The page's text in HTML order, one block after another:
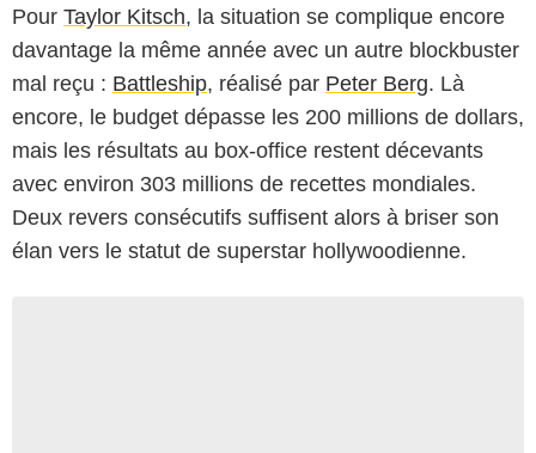
Pour Taylor Kitsch, la situation se complique encore
davantage la même année avec un autre blockbuster
mal reçu : Battleship, réalisé par Peter Berg. Là
encore, le budget dépasse les 200 millions de dollars,
mais les résultats au box-office restent décevants
avec environ 303 millions de recettes mondiales.
Deux revers consécutifs suffisent alors à briser son
élan vers le statut de superstar hollywoodienne.